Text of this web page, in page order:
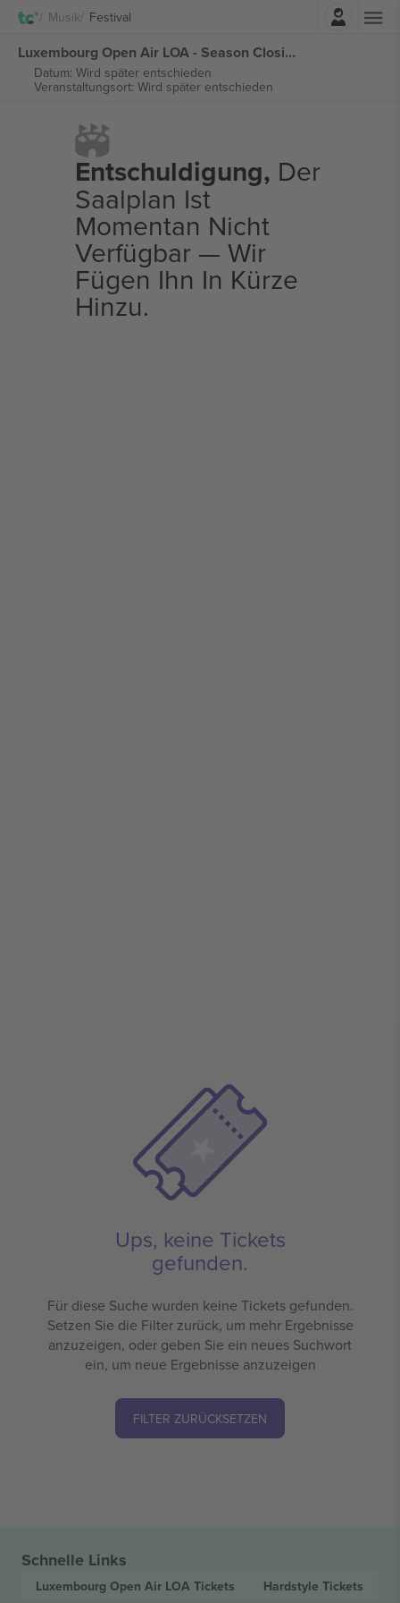
Musik Festival
Luxembourg Open Air LOA - Season Closing Pass tickets
Datum: Wird später entschieden
Veranstaltungsort: Wird später entschieden
Entschuldigung, Der
Saalplan Ist
Momentan Nicht
Verfügbar — Wir
Fügen Ihn In Kürze
Hinzu.
Ups, keine Tickets
gefunden.
Für diese Suche wurden keine Tickets gefunden.
Setzen Sie die Filter zurück, um mehr Ergebnisse
anzuzeigen, oder geben Sie ein neues Suchwort
ein, um neue Ergebnisse anzuzeigen
FILTER ZURÜCKSETZEN
Schnelle Links
Luxembourg Open Air LOA Tickets Hardstyle Tickets